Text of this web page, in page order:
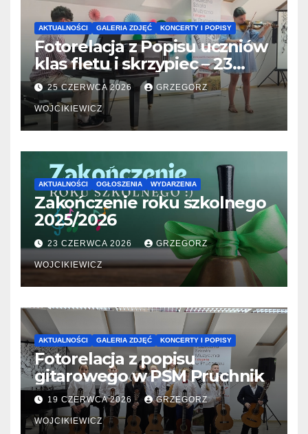
AKTUALNOŚCI GALERIA ZDJĘĆ KONCERTY I POPISY
Fotorelacja z Popisu uczniów
klas fletu i skrzypiec – 23
06.2026
25 CZERWCA 2026 GRZEGORZ
WOJCIKIEWICZ
AKTUALNOŚCI OGŁOSZENIA WYDARZENIA
Zakończenie roku szkolnego
2025/2026
23 CZERWCA 2026 GRZEGORZ
WOJCIKIEWICZ
AKTUALNOŚCI GALERIA ZDJĘĆ KONCERTY I POPISY
Fotorelacja z popisu
gitarowego w PSM Pruchnik
19 CZERWCA 2026 GRZEGORZ
WOJCIKIEWICZ